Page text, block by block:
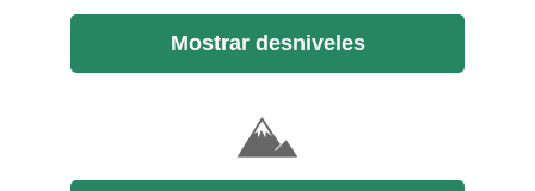
Mostrar desniveles